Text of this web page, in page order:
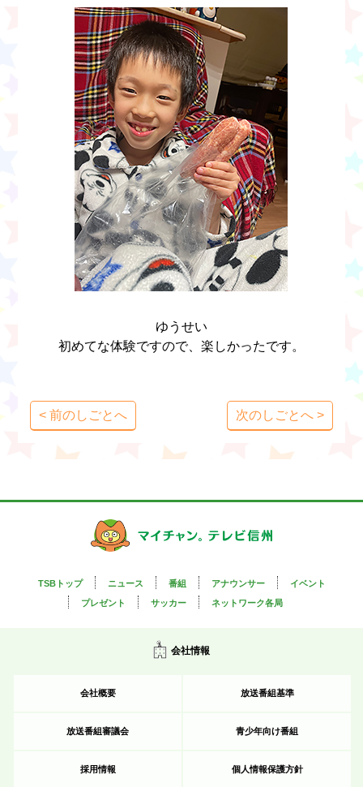
ゆうせい
初めてな体験ですので、楽しかったです。
< 前のしごとへ 次のしごとへ >
TSBトップ ニュース 番組 アナウンサー
イベント
プレゼント
サッカー ネットワーク各局
会社情報
会社概要 放送番組基準
放送番組審議会 青少年向け番組
採用情報 個人情報保護方針